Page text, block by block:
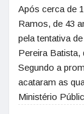
Após cerca de
Ramos, de 43
pela tentativa
Pereira Batista,
Segundo a
acataram as
Ministério